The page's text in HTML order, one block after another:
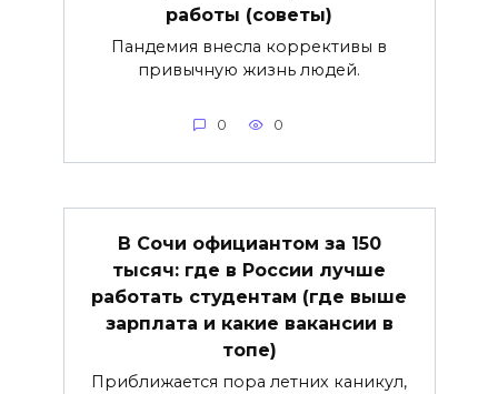
работы (советы)
Пандемия внесла коррективы в
привычную жизнь людей.
0 0
В Сочи официантом за 150
тысяч: где в России лучше
работать студентам (где выше
зарплата и какие вакансии в
топе)
Приближается пора летних каникул,